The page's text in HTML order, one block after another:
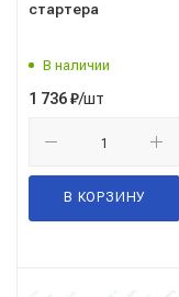
стартера
В наличии
1 736₽/шт
В КОРЗИНУ